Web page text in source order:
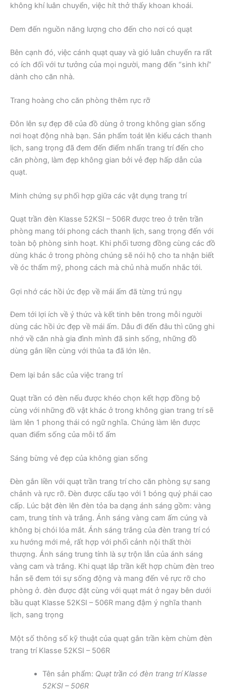
không khí luân chuyển, việc hít thở thấy khoan khoái.
Đem đến nguồn năng lượng cho đến cho nơi có quạt
Bên cạnh đó, việc cánh quạt quay và gió luân chuyển ra rất
có ích đối với tư tưởng của mọi người, mang đến “sinh khí”
dành cho căn nhà.
Trang hoàng cho căn phòng thêm rực rỡ
Đôn lên sự đẹp đẽ của đồ dùng ở trong không gian sống
nơi hoạt động nhà bạn. Sản phẩm toát lên kiểu cách thanh
lịch, sang trọng đã đem đến điểm nhấn trang trí đến cho
căn phòng, làm đẹp không gian bởi vẻ đẹp hấp dẫn của
quạt.
Minh chứng sự phối hợp giữa các vật dụng trang trí
Quạt trần đèn Klasse 52KSI – 506R được treo ở trên trần
phòng mang tới phong cách thanh lịch, sang trọng đến với
toàn bộ phòng sinh hoạt. Khi phối tương đồng cùng các đồ
dùng khác ở trong phòng chúng sẽ nói hộ cho ta nhận biết
về óc thẩm mỹ, phong cách mà chủ nhà muốn nhắc tới.
Gợi nhớ các hồi ức đẹp về mái ấm đã từng trú ngụ
Đem tới lợi ích về ý thức và kết tinh bên trong mỗi người
dùng các hồi ức đẹp về mái ấm. Dẫu đi đến đâu thì cũng ghi
nhớ về căn nhà gia đình mình đã sinh sống, những đồ
dùng gắn liền cùng với thủa ta đã lớn lên.
Đem lại bản sắc của việc trang trí
Quạt trần có đèn nếu được khéo chọn kết hợp đồng bộ
cùng với những đồ vật khác ở trong không gian trang trí sẽ
làm lên 1 phong thái có ngữ nghĩa. Chúng làm lên được
quan điểm sống của mỗi tổ ấm
Sáng bừng vẻ đẹp của không gian sống
Đèn gắn liền với quạt trần trang trí cho căn phòng sự sang
chảnh và rực rỡ. Đèn được cấu tạo với 1 bóng quý phái cao
cấp. Lúc bật đèn lên đèn tỏa ba dạng ánh sáng gồm: vàng
cam, trung tính và trắng. Ánh sáng vàng cam ấm cúng và
không bị chói lóa mắt. Ánh sáng trắng của đèn trang trí có
xu hướng mới mẻ, rất hợp với phối cảnh nội thất thời
thượng. Ánh sáng trung tính là sự trộn lẫn của ánh sáng
vàng cam và trắng. Khi quạt lắp trần kết hợp chùm đèn treo
hẳn sẽ đem tới sự sống động và mang đến vẻ rực rỡ cho
phòng ở. đèn được đặt cùng với quạt mát ở ngay bên dưới
bầu quạt Klasse 52KSI – 506R mang đậm ý nghĩa thanh
lịch, sang trọng
Một số thông số kỹ thuật của quạt gắn trần kèm chùm đèn
trang trí Klasse 52KSI – 506R
Tên sản phẩm: Quạt trần có đèn trang trí Klasse
52KSI – 506R